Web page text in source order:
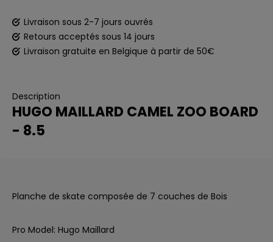
Livraison sous 2-7 jours ouvrés
Retours acceptés sous 14 jours
Livraison gratuite en Belgique à partir de 50€
Description
HUGO MAILLARD CAMEL ZOO BOARD
- 8.5
Planche de skate composée de 7 couches de Bois
Pro Model: Hugo Maillard